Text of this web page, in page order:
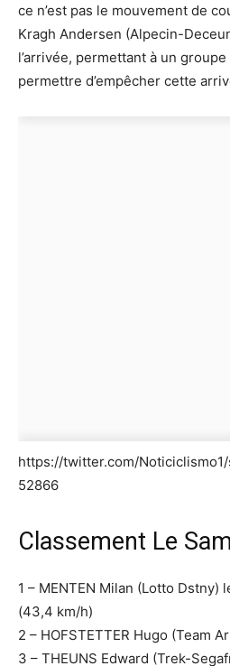
ce n’est pas le mouvement de
Kragh Andersen (Alpecin-
l’arrivée, permettant à un
permettre d’empêcher cette
https://twitter.com/
52866
Classement Le
1 – MENTEN Milan (Lotto Dstny)
(43,4 km/h)
2 – HOFSTETTER Hugo (Team
3 – THEUNS Edward (Trek-